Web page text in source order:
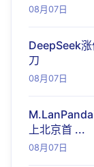
08月07日
DeepSeek涨
刀
08月07日
上北京首 ...
08月07日